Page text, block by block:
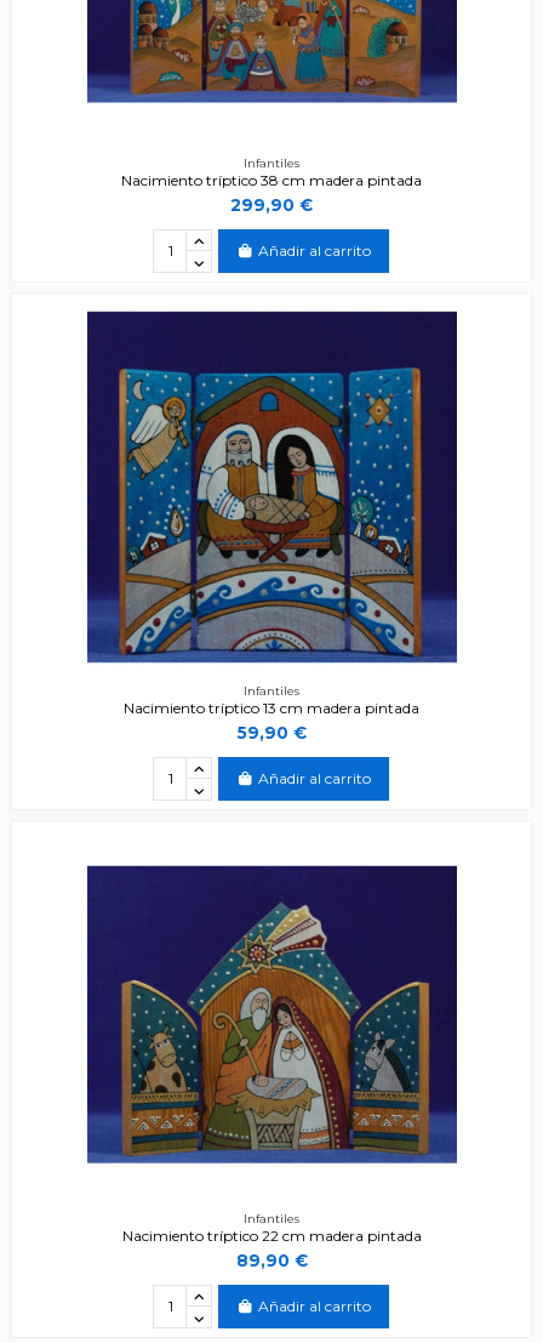
Infantiles
Nacimiento tríptico 38 cm madera pintada
299,90 €
Añadir al carrito
Infantiles
Nacimiento tríptico 13 cm madera pintada
59,90 €
Añadir al carrito
Infantiles
Nacimiento tríptico 22 cm madera pintada
89,90 €
Añadir al carrito